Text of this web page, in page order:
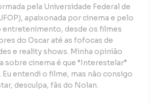
pela Universidade Federal de
apaixonada por cinema e pelo
entretenimento, desde os filmes
do Oscar até as fofocas de
e reality shows. Minha opinião
sobre cinema é que “Interestelar”
Eu entendi o filme, mas não consigo
desculpa, fãs do Nolan.